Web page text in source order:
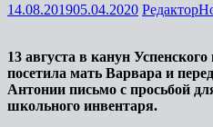
14.08.201905.04.2020 Редактор
13 августа в канун
посетила мать Варвара и
Антонии письмо с просьбой
школьного инвентаря.